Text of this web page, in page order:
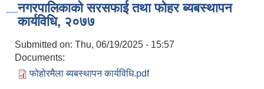
नगरपालिकाको सरसफाई तथा फोहर ब्यबस्थापन
कार्यविधि, २०७७
Submitted on: Thu, 06/19/2025 - 15:57
Documents:
फोहोरमैला ब्यबस्थापन कार्यविधि.pdf